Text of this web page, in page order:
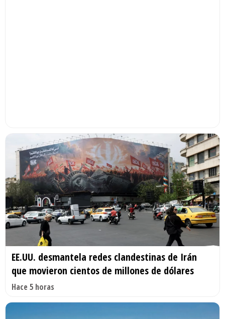
EE.UU. desmantela redes clandestinas de Irán
que movieron cientos de millones de dólares
Hace 5 horas